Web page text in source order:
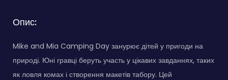
Опис:
Mike and Mia Camping Day занурює дітей у пригоди на
природі. Юні гравці беруть участь у цікавих завданнях, таких
як ловля комах і створення макетів табору. Цей